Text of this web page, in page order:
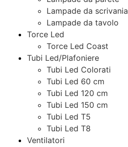
Lampade da scrivania
Lampade da tavolo
Torce Led
Torce Led Coast
Tubi Led/Plafoniere
Tubi Led Colorati
Tubi Led 60 cm
Tubi Led 120 cm
Tubi Led 150 cm
Tubi Led T5
Tubi Led T8
Ventilatori